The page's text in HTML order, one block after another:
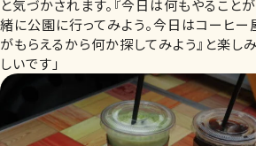
と気づかされます。『今日は何もやること
緒に公園に行ってみよう。今日はコーヒ
がもらえるから何か探してみよう』と楽し
しいです」